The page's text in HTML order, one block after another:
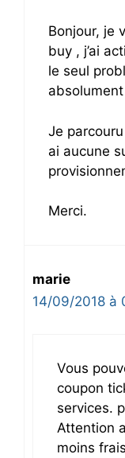
Bonjour, je
buy , j’ai
le seul
Je
ai aucune
Merci.
marie
14/09/2018 à
Vous
coupon
services.
Attention
moins